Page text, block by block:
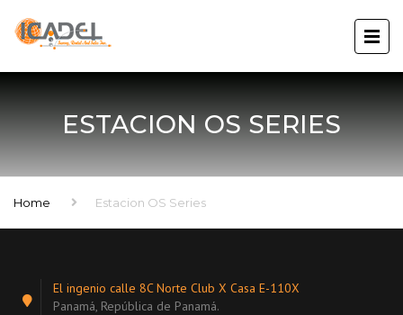
ESTACION OS SERIES
Home Estacion OS Series
El ingenio calle 8C Norte Club X Casa E-110X
Panamá, República de Panamá.